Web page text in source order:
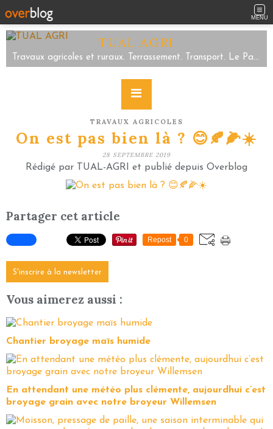
MENU
TUAL AGRI
Travaux agricoles et ruraux. Terrassement. Transport. Le Parc/Sartilly Baie Bocage/Servon. Tel 02.33.48.59.63
TRAVAUX AGRICOLES
On est pas bien là ? 😊🍂🌽☀️
28 SEPTEMBRE 2019
Rédigé par TUAL-AGRI et publié depuis Overblog
Partager cet article
Repost 0
S'inscrire à la newsletter
Vous aimerez aussi :
Chantier broyage maïs humide
En attendant une météo plus clémente, aujourdhui c’est
broyage grain avec notre broyeur Willemsen